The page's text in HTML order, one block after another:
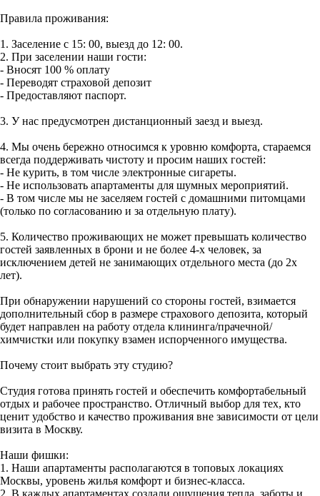
Правила проживания:
1. Заселение с 15: 00, выезд до 12: 00.
2. При заселении наши гости:
- Вносят 100 % оплату
- Переводят страховой депозит
- Предоставляют паспорт.
3. У нас предусмотрен дистанционный заезд и выезд.
4. Мы очень бережно относимся к уровню комфорта, стараемся
всегда поддерживать чистоту и просим наших гостей:
- Не курить, в том числе электронные сигареты.
- Не использовать апартаменты для шумных мероприятий.
- В том числе мы не заселяем гостей с домашними питомцами
(только по согласованию и за отдельную плату).
5. Количество проживающих не может превышать количество
гостей заявленных в брони и не более 4-х человек, за
исключением детей не занимающих отдельного места (до 2х
лет).
При обнаружении нарушений со стороны гостей, взимается
дополнительный сбор в размере страхового депозита, который
будет направлен на работу отдела клининга/прачечной/
химчистки или покупку взамен испорченного имущества.
Почему стоит выбрать эту студию?
Студия готова принять гостей и обеспечить комфортабельный
отдых и рабочее пространство. Отличный выбор для тех, кто
ценит удобство и качество проживания вне зависимости от цели
визита в Москву.
Наши фишки:
1. Наши апартаменты располагаются в топовых локациях
Москвы, уровень жилья комфорт и бизнес-класса.
2. В каждых апартаментах создали ощущения тепла, заботы и